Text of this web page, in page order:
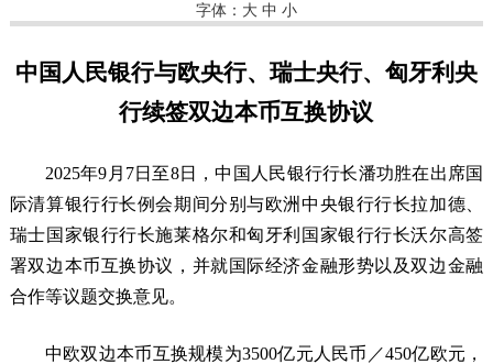
字体： 大 中 小
中国人民银行与欧央行、瑞士央行、匈牙利央
行续签双边本币互换协议
2025年9月7日至8日，中国人民银行行长潘功胜在出席国
际清算银行行长例会期间分别与欧洲中央银行行长拉加德、
瑞士国家银行行长施莱格尔和匈牙利国家银行行长沃尔高签
署双边本币互换协议，并就国际经济金融形势以及双边金融
合作等议题交换意见。
中欧双边本币互换规模为3500亿元人民币／450亿欧元，